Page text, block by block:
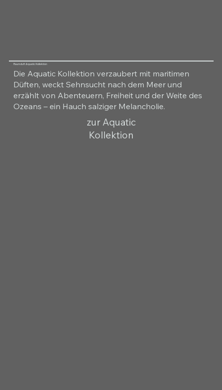
Raumduft Aquatic Kollektion
Die Aquatic Kollektion verzaubert mit maritimen
Düften, weckt Sehnsucht nach dem Meer und
erzählt von Abenteuern, Freiheit und der Weite des
Ozeans – ein Hauch salziger Melancholie.
zur Aquatic
Kollektion